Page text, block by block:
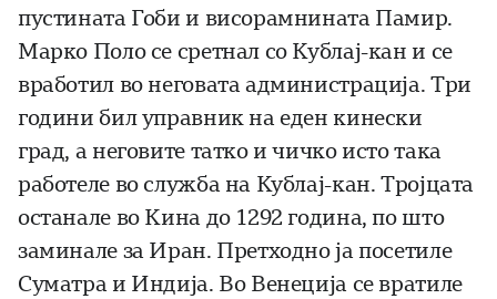
пустината Гоби и висорамнината Памир.
Марко Поло се сретнал со Кублај-кан и се
вработил во неговата администрација. Три
години бил управник на еден кинески
град, а неговите татко и чичко исто така
работеле во служба на Кублај-кан. Тројцата
останале во Кина до 1292 година, по што
заминале за Иран. Претходно ја посетиле
Суматра и Индија. Во Венеција се вратиле